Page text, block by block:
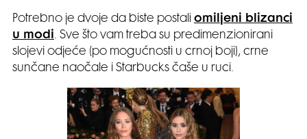
Potrebno je dvoje da biste postali omiljeni blizanci
u modi. Sve što vam treba su predimenzionirani
slojevi odjeće (po mogućnosti u crnoj boji), crne
sunčane naočale i Starbucks čaše u ruci.